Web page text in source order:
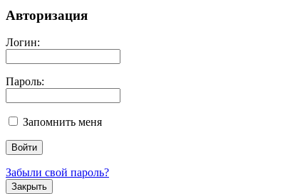
Авторизация
Логин:
Пароль:
Запомнить меня
Забыли свой пароль?
Закрыть